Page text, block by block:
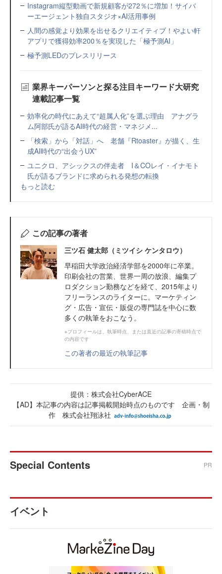
Instagram縦型動画で新規顧客が272％に増加！サイバ
ーエージェント独自スタジオ×AI活用事例
人間の感覚より効果を出せるクリエイティブ！やよい軒
アプリで獲得効率200％を実現した「極予測AI」
極予測LEDのプレスリリース
業界キーパーソンと探る注目キーワード大研究
連載記事一覧
効率化の時代にあえて“超属人化”を選ぶ理由 アナグラ
ム阿部氏が語るAI時代の経営・マネジメ...
「検索」から「対話」へ 老舗『Rtoaster』が描く、生
成AI時代の“出会うUX”
ユニクロ、アシックスの伴走者 I＆COレイ・イナモト
氏が語るブランドに求められる発想の転換
もっと読む
この記事の著者
三ツ石 健太郎（ミツイシ ケンタロウ）
早稲田大学政治経済学部を2000年に卒業。
印刷会社の営業、世界一周の放浪、編集プ
ロダクション勤務などを経て、2015年より
フリーランスのライターに。マーケティン
グ・広告・宣伝・販促の専門誌を中心に数
多くの執筆をおこなう。
※プロフィールは、執筆時点、または直近の記事の寄稿時点で
の内容です
この著者の最近の執筆記事
提供：株式会社CyberACE
【AD】本記事の内容は記事掲載開始時点のものです 企画・制
作 株式会社翔泳社
Special Contents PR
イベント